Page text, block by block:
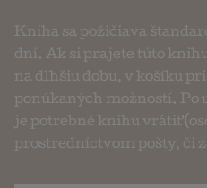
Kniha sa požičiava
dní. Ak si prajete túto
na dlhšiu dobu, v košíku
ponúkaných možností. Po
je potrebné knihu vrátiť
prostredníctvom pošty, či